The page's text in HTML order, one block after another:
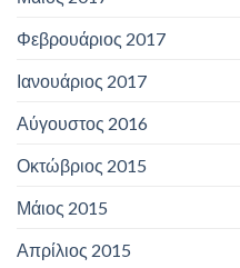
Φεβρουάριος 2017
Ιανουάριος 2017
Αύγουστος 2016
Οκτώβριος 2015
Μάιος 2015
Απρίλιος 2015